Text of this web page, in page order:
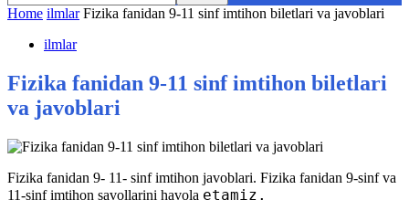
Home ilmlar Fizika fanidan 9-11 sinf imtihon biletlari va javoblari
ilmlar
Fizika fanidan 9-11 sinf imtihon biletlari
va javoblari
Fizika fanidan 9- 11- sinf imtihon javoblari. Fizika fanidan 9-sinf va
11-sinf imtihon savollarini havola etamiz.